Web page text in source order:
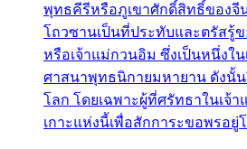
พุทธคีรีหรือภูเขาศักดิ์สิทธิ์ของจี
โถวซานเป็นที่ประทับและตรัสรู้
หรือเจ้าแม่กวนอิม ซึ่งเป็นหนึ่งใ
ศาสนาพุทธนิกายมหายาน ดังนั้
โลก โดยเฉพาะผู้ที่ศรัทธาในเจ้
เกาะแห่งนี้เพื่อสักการะขอพรอยู่